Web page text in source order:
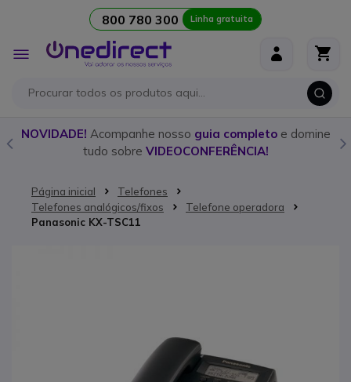
800 780 300 Linha gratuita
Alternar
Nav
NOVIDADE! Acompanhe nosso guia completoe domine
tudo sobre VIDEOCONFERÊNCIA!
Página inicial
Telefones
Telefones analógicos/fixos
Telefone operadora
Panasonic KX-TSC11